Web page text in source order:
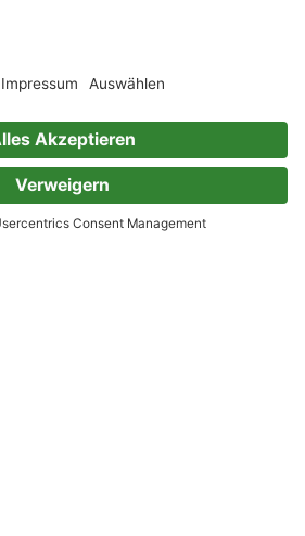
Über uns
Über Skoobe
Jobs
Presse